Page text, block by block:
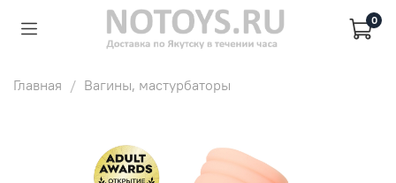
0
Главная Вагины, мастурбаторы